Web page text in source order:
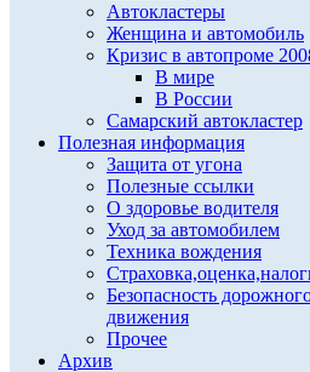
Автокластеры
Женщина и автомобиль
Кризис в автопроме
В мире
В России
Самарский автокластер
Полезная информация
Защита от угона
Полезные ссылки
О здоровье водителя
Уход за автомобилем
Техника вождения
Безопасность
движения
Прочее
Архив